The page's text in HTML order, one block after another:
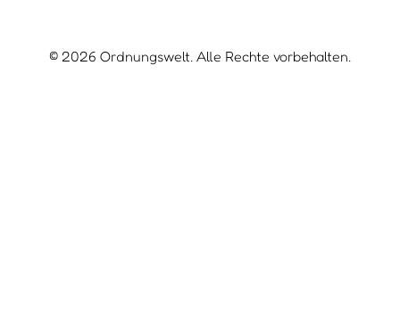
© 2026 Ordnungswelt. Alle Rechte vorbehalten.